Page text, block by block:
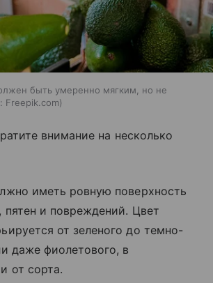
быть умеренно мягким, но не
Freepik.com
внимание на несколько
иметь ровную поверхность
пятен и повреждений. Цвет
от зеленого до темно-
даже фиолетового, в
от сорта.